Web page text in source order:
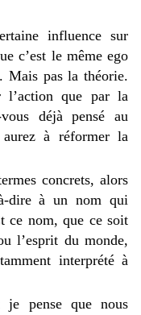
influence sur
c’est le même ego
Mais pas la théorie.
l’action que par la
déjà pensé au
à réformer la
concrets, alors
dire à un nom qui
ce nom, que ce soit
l’esprit du monde,
interprété à
pense que nous